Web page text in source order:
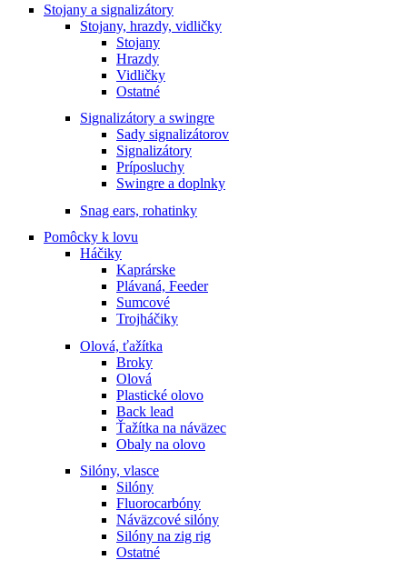
Stojany a signalizátory
Stojany, hrazdy, vidličky
Stojany
Hrazdy
Vidličky
Ostatné
Signalizátory a swingre
Sady signalizátorov
Signalizátory
Príposluchy
Swingre a doplnky
Snag ears, rohatinky
Pomôcky k lovu
Háčiky
Kaprárske
Plávaná, Feeder
Sumcové
Trojháčiky
Olová, ťažítka
Broky
Olová
Plastické olovo
Back lead
Ťažítka na náväzec
Obaly na olovo
Silóny, vlasce
Silóny
Fluorocarbóny
Náväzcové silóny
Silóny na zig rig
Ostatné